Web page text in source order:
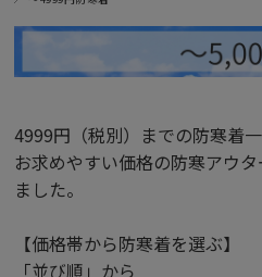
4999円（税別）までの防寒着一
お求めやすい価格の防寒アウ
ました。
【価格帯から防寒着を選ぶ】
「並び順」から